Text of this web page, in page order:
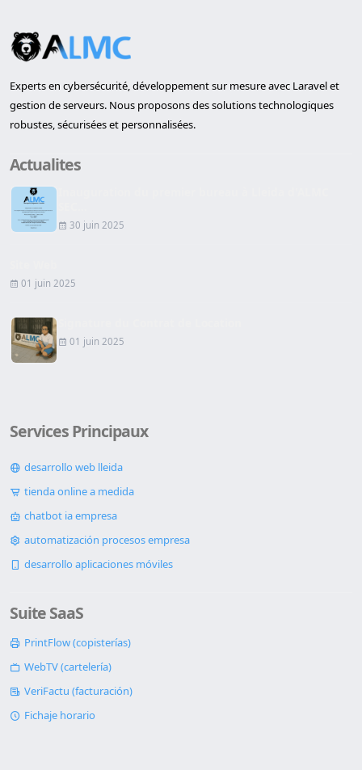
Experts en cybersécurité, développement sur mesure avec Laravel et
gestion de serveurs. Nous proposons des solutions technologiques
robustes, sécurisées et personnalisées.
Actualites
30 juin 2025
01 juin 2025
01 juin 2025
Services Principaux
desarrollo web lleida
tienda online a medida
chatbot ia empresa
automatización procesos empresa
desarrollo aplicaciones móviles
Suite SaaS
PrintFlow (copisterías)
WebTV (cartelería)
VeriFactu (facturación)
Fichaje horario